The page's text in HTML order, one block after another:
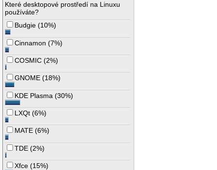
Které desktopové prostředí na Linuxu
používáte?
Budgie (10%)
Cinnamon (7%)
COSMIC (2%)
GNOME (18%)
KDE Plasma (30%)
LXQt (6%)
MATE (6%)
TDE (2%)
Xfce (15%)